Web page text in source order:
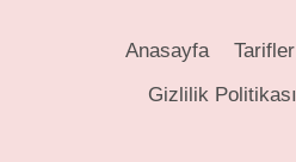
Anasayfa Tarifler
Gizlilik Politikası